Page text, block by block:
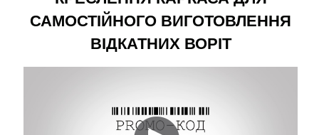
САМОСТІЙНОГО ВИГОТОВЛЕННЯ
ВІДКАТНИХ ВОРІТ